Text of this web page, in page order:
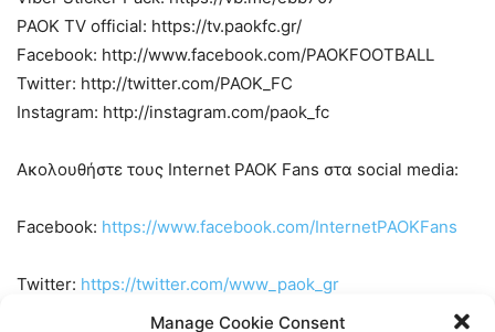
Manage Cookie Consent
PAOK TV official: https://tv.paokfc.gr/
Facebook: http://www.facebook.com/PAOKFOOTBALL
Twitter: http://twitter.com/PAOK_FC
Instagram: http://instagram.com/paok_fc
Ακολουθήστε τους Internet PAOK Fans στα social media:
Facebook: https://www.facebook.com/InternetPAOKFans
Twitter: https://twitter.com/www_paok_gr